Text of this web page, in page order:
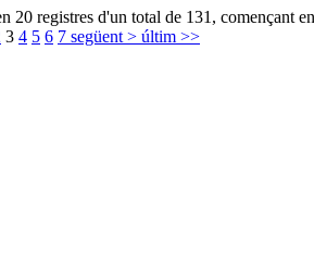
20 registres d'un total de 131, començant
3 4 5 6 7 següent > últim >>